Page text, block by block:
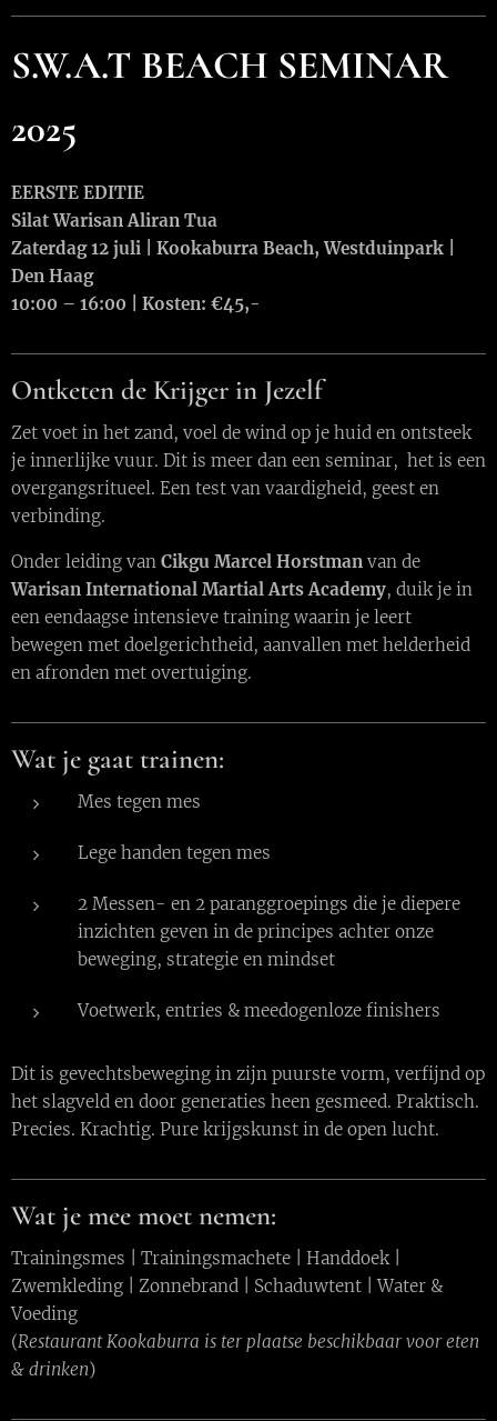
S.W.A.T BEACH SEMINAR
2025
EERSTE EDITIE
Silat Warisan Aliran Tua
Zaterdag 12 juli | Kookaburra Beach, Westduinpark |
Den Haag
10:00 – 16:00 | Kosten: €45,-
Ontketen de Krijger in Jezelf
Zet voet in het zand, voel de wind op je huid en ontsteek
je innerlijke vuur. Dit is meer dan een seminar, het is een
overgangsritueel. Een test van vaardigheid, geest en
verbinding.
Onder leiding van Cikgu Marcel Horstman van de
Warisan International Martial Arts Academy, duik je in
een eendaagse intensieve training waarin je leert
bewegen met doelgerichtheid, aanvallen met helderheid
en afronden met overtuiging.
Wat je gaat trainen:
Mes tegen mes
Lege handen tegen mes
2 Messen- en 2 paranggroepings die je diepere
inzichten geven in de principes achter onze
beweging, strategie en mindset
Voetwerk, entries & meedogenloze finishers
Dit is gevechtsbeweging in zijn puurste vorm, verfijnd op
het slagveld en door generaties heen gesmeed. Praktisch.
Precies. Krachtig. Pure krijgskunst in de open lucht.
Wat je mee moet nemen:
Trainingsmes | Trainingsmachete | Handdoek |
Zwemkleding | Zonnebrand | Schaduwtent | Water &
Voeding
(Restaurant Kookaburra is ter plaatse beschikbaar voor eten
& drinken)